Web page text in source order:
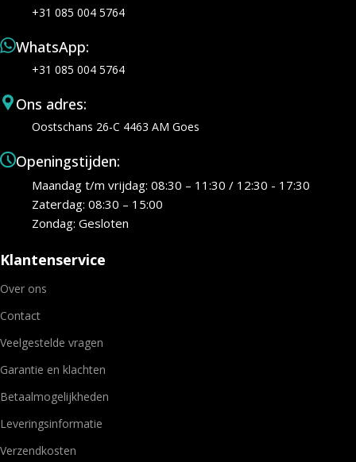
+31 085 004 5764
WhatsApp:
+31 085 004 5764
Ons adres:
Oostschans 26-C 4463 AM Goes
Openingstijden:
Maandag t/m vrijdag: 08:30 – 11:30 / 12:30 - 17:30
Zaterdag: 08:30 – 15:00
Zondag: Gesloten
Klantenservice
Over ons
Contact
Veelgestelde vragen
Garantie en klachten
Betaalmogelijkheden
Leveringsinformatie
Verzendkosten